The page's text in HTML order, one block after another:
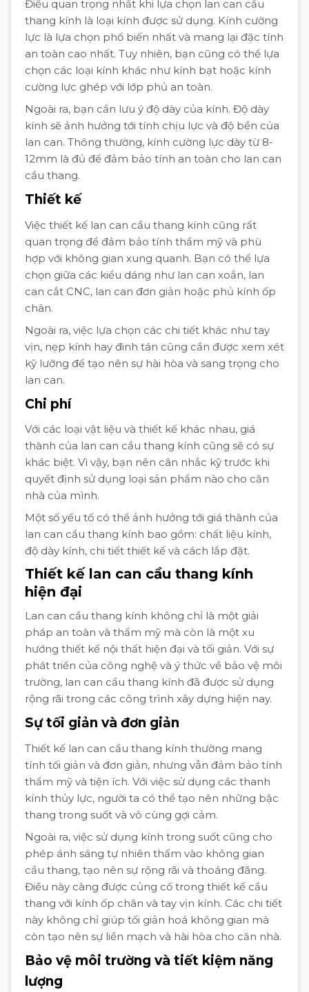
Điều quan trọng nhất khi lựa chọn lan can cầu
thang kính là loại kính được sử dụng. Kính cường
lực là lựa chọn phổ biến nhất và mang lại đặc tính
an toàn cao nhất. Tuy nhiên, bạn cũng có thể lựa
chọn các loại kính khác như kính bạt hoặc kính
cường lực ghép với lớp phủ an toàn.
Ngoài ra, bạn cần lưu ý độ dày của kính. Độ dày
kính sẽ ảnh hưởng tới tính chịu lực và độ bền của
lan can. Thông thường, kính cường lực dày từ 8-
12mm là đủ để đảm bảo tính an toàn cho lan can
cầu thang.
Thiết kế
Việc thiết kế lan can cầu thang kính cũng rất
quan trọng để đảm bảo tính thẩm mỹ và phù
hợp với không gian xung quanh. Bạn có thể lựa
chọn giữa các kiểu dáng như lan can xoắn, lan
can cắt CNC, lan can đơn giản hoặc phủ kính ốp
chân.
Ngoài ra, việc lựa chọn các chi tiết khác như tay
vịn, nẹp kính hay đinh tán cũng cần được xem xét
kỹ lưỡng để tạo nên sự hài hòa và sang trọng cho
lan can.
Chi phí
Với các loại vật liệu và thiết kế khác nhau, giá
thành của lan can cầu thang kính cũng sẽ có sự
khác biệt. Vì vậy, bạn nên cân nhắc kỹ trước khi
quyết định sử dụng loại sản phẩm nào cho căn
nhà của mình.
Một số yếu tố có thể ảnh hưởng tới giá thành của
lan can cầu thang kính bao gồm: chất liệu kính,
độ dày kính, chi tiết thiết kế và cách lắp đặt.
Thiết kế lan can cầu thang kính
hiện đại
Lan can cầu thang kính không chỉ là một giải
pháp an toàn và thẩm mỹ mà còn là một xu
hướng thiết kế nội thất hiện đại và tối giản. Với sự
phát triển của công nghệ và ý thức về bảo vệ môi
trường, lan can cầu thang kính đã được sử dụng
rộng rãi trong các công trình xây dựng hiện nay.
Sự tối giản và đơn giản
Thiết kế lan can cầu thang kính thường mang
tính tối giản và đơn giản, nhưng vẫn đảm bảo tính
thẩm mỹ và tiện ích. Với việc sử dụng các thanh
kính thủy lực, người ta có thể tạo nên những bậc
thang trong suốt và vô cùng gợi cảm.
Ngoài ra, việc sử dụng kính trong suốt cũng cho
phép ánh sáng tự nhiên thấm vào không gian
cầu thang, tạo nên sự rộng rãi và thoáng đãng.
Điều này càng được củng cố trong thiết kế cầu
thang với kính ốp chân và tay vịn kính. Các chi tiết
này không chỉ giúp tối giản hoá không gian mà
còn tạo nên sự liền mạch và hài hòa cho căn nhà.
Bảo vệ môi trường và tiết kiệm năng
lượng